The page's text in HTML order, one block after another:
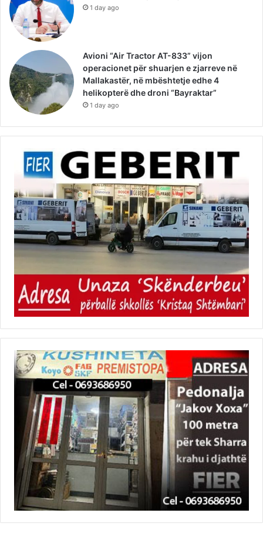
1 day ago
Avioni “Air Tractor AT-833” vijon
operacionet për shuarjen e zjarreve në
Mallakastër, në mbështetje edhe 4
helikopterë dhe droni “Bayraktar”
1 day ago